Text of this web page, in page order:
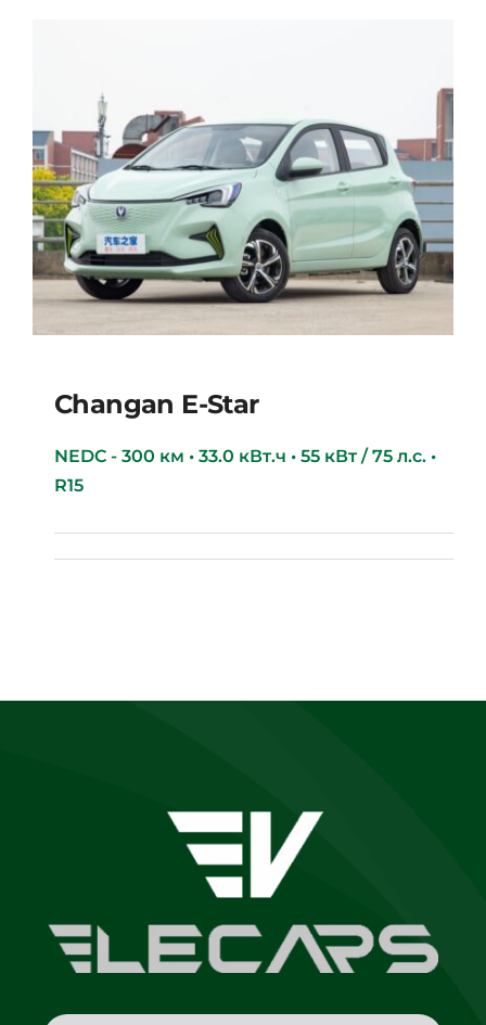
Changan E-Star
NEDC - 300 км • 33.0 кВт.ч • 55 кВт / 75 л.с. •
R15